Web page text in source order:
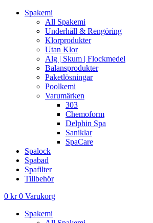
Spakemi
All Spakemi
Underhåll & Rengöring
Klorprodukter
Utan Klor
Alg | Skum | Flockmedel
Balansprodukter
Paketlösningar
Poolkemi
Varumärken
303
Chemoform
Delphin Spa
Saniklar
SpaCare
Spalock
Spabad
Spafilter
Tillbehör
0 kr 0 Varukorg
Spakemi